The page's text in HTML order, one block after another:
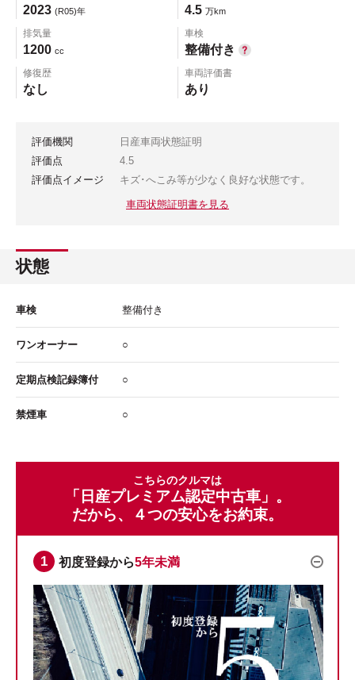
2023 (R05)年 4.5 万km
排気量
1200 cc
車検
整備付き
修復歴
なし
車両評価書
あり
評価機関
日産車両状態証明
評価点
4.5
評価点イメージ
キズ･へこみ等が少なく良好な状態です。
車両状態証明書を見る
状態
車検 整備付き
ワンオーナー ○
定期点検記録簿付 ○
禁煙車 ○
こちらのクルマは
「日産プレミアム認定中古車」。
だから、４つの安心をお約束。
初度登録から5年未満